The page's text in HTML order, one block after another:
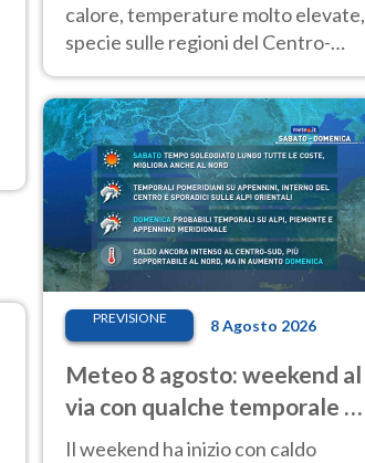
calore, temperature molto elevate,
specie sulle regioni del Centro-
aree montuose
PREVISIONE 8 Agosto 2026
Meteo 8 agosto: weekend al
via con qualche temporale e
caldo estremo al Centro-Sud
Il weekend ha inizio con caldo